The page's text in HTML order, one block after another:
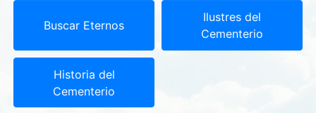
Buscar Eternos
Ilustres del
Cementerio
Historia del
Cementerio